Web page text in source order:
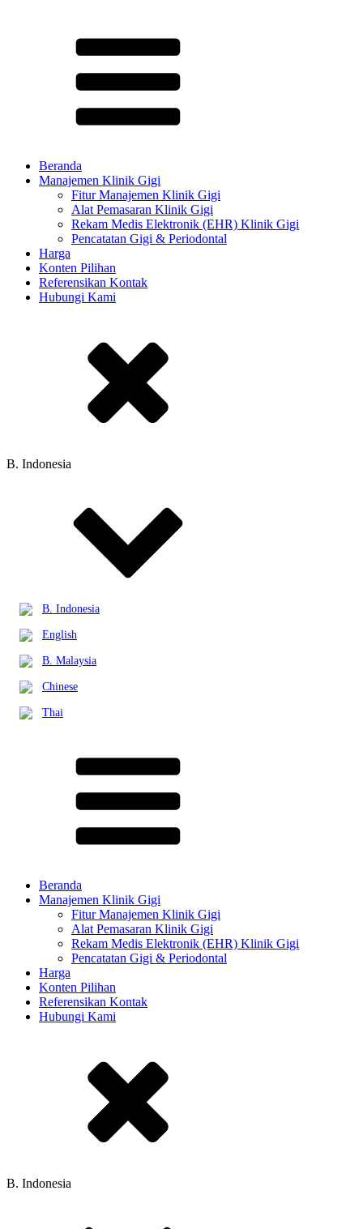
Beranda
Manajemen Klinik Gigi
Fitur Manajemen Klinik Gigi
Alat Pemasaran Klinik Gigi
Rekam Medis Elektronik (EHR) Klinik Gigi
Pencatatan Gigi & Periodontal
Harga
Konten Pilihan​
Referensikan Kontak
Hubungi Kami
B. Indonesia
B. Indonesia
English
B. Malaysia
Chinese
Thai
Beranda
Manajemen Klinik Gigi
Fitur Manajemen Klinik Gigi
Alat Pemasaran Klinik Gigi
Rekam Medis Elektronik (EHR) Klinik Gigi
Pencatatan Gigi & Periodontal
Harga
Konten Pilihan​
Referensikan Kontak
Hubungi Kami
B. Indonesia